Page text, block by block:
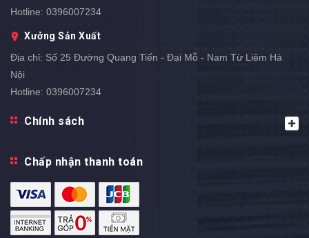
Hotline: 0396007234
Xưởng Sản Xuất
Địa chỉ: Số 25 Đường Quang Tiến - Đại Mỗ - Nam Từ Liêm Hà
Nội
Hotline: 0396007234
Chính sách
Chấp nhận thanh toán